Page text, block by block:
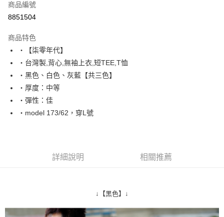
超商取貨付款
Apple Pay
街口支付
悠遊付
Google Pay
AFTEE先享後付是「在收到商品之後才付款」的支付方式。 讓您購物簡單
３．安心：先確認商品／服務後，再付款。
【「AFTEE先享後付」結帳流程】
每筆NT$80，滿NT$1,800(含以上)免運費
商品編號
8851504
商品特色
‧【柒零年代】
‧台灣製,背心,無袖上衣,短TEE,T恤
‧黑色、白色、灰藍【共三色】
‧厚度：中等
‧彈性：佳
‧model 173/62，穿L號
詳細說明 相關推薦
↓【黑色】↓